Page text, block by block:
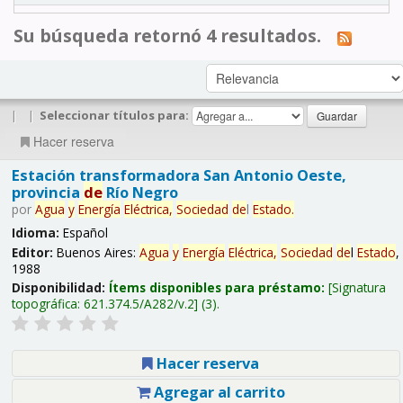
Su búsqueda retornó 4 resultados.
| | Seleccionar títulos para:
Hacer reserva
Estación transformadora San Antonio Oeste,
provincia deRío Negro
por Agua y Energía Eléctrica, Sociedad del Estado.
Idioma: Español
Editor: Buenos Aires: Agua y Energía Eléctrica, Sociedad del Estado,
1988
Disponibilidad: Ítems disponibles para préstamo: Signatura
topográfica: 621.374.5/A282/v.2 (3).
Hacer reserva
Agregar al carrito